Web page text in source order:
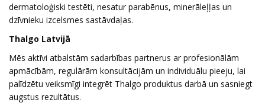
dermatoloģiski testēti, nesatur parabēnus, minerāleļļas un
dzīvnieku izcelsmes sastāvdaļas.
Thalgo Latvijā
Mēs aktīvi atbalstām sadarbības partnerus ar profesionālām
apmācībām, regulārām konsultācijām un individuālu pieeju, lai
palīdzētu veiksmīgi integrēt Thalgo produktus darbā un sasniegt
augstus rezultātus.